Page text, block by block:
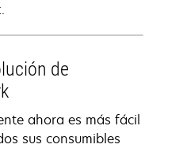
de
ahora es más fácil
sus consumibles